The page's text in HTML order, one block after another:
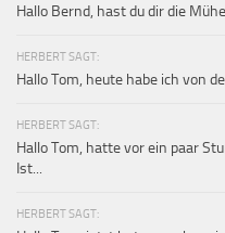
Hallo Bernd, hast du dir die
HERBERT SAGT:
Hallo Tom, heute habe ich von
HERBERT SAGT:
Hallo Tom, hatte vor ein paar
Ist...
HERBERT SAGT: